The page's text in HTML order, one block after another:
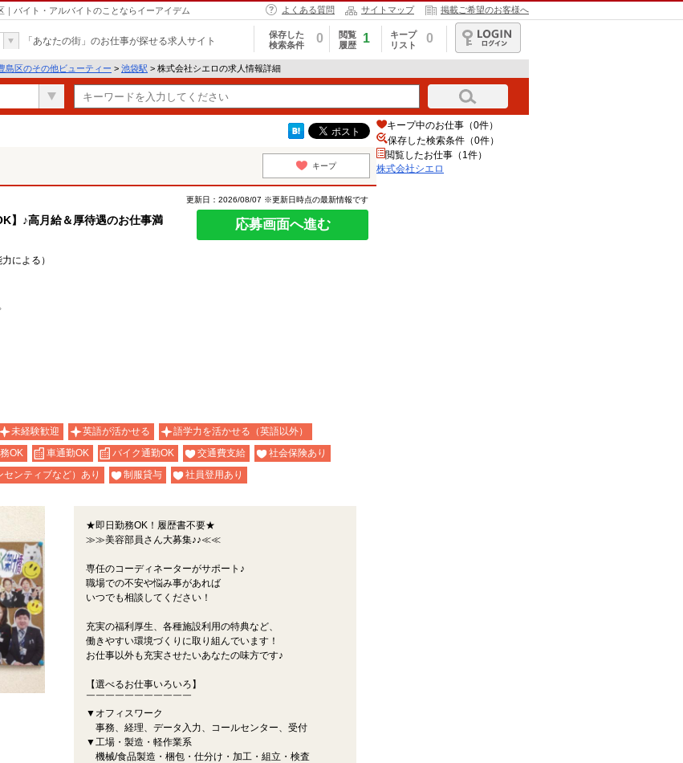
バイト・アルバイトのことならイーアイデム よくある質問 サイトマップ 掲載ご希望のお客様へ
「あなたの街」のお仕事が探せる求人サイト
保存した
検索条件
0
閲覧
履歴
1
キープ
リスト
0
ログイン
島区のその他ビューティー > 池袋駅 > 株式会社シエロの求人情報詳細
キープ
】♪高月給＆厚待遇のお仕事満
更新日：2026/08/07 ※更新日時点の最新情報です
応募画面へ進む
による）
未経験歓迎 英語が活かせる
語学力を活かせる（英語以外）
OK 車通勤OK バイク通勤OK 交通費支給
社会保険あり
ンティブなど）あり 制服貸与 社員登用あり
★即日勤務OK！履歴書不要★
≫≫美容部員さん大募集♪♪≪≪
専任のコーディネーターがサポート♪
職場での不安や悩み事があれば
いつでも相談してください！
充実の福利厚生、各種施設利用の特典など、
働きやすい環境づくりに取り組んでいます！
お仕事以外も充実させたいあなたの味方です♪
【選べるお仕事いろいろ】
￣￣￣￣￣￣￣￣￣￣￣
▼オフィスワーク
事務、経理、データ入力、コールセンター、受付
▼工場・製造・軽作業系
機械/食品製造・梱包・仕分け・加工・組立・検査
キープ中のお仕事（0件）
保存した検索条件（0件）
閲覧したお仕事（1件）
株式会社シエロ